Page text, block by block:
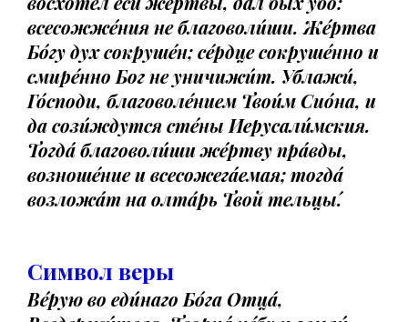
всесожже́ния не благоволи́ши. Же́ртва
Бо́гу дух сокруше́н; се́рдце сокруше́нно и
смире́нно Бог не уничижи́т. Ублажи́,
Го́споди, благоволе́нием Твои́м Сио́на, и
да сози́ждутся сте́ны Иерусали́мския.
Тогда́ благоволи́ши же́ртву пра́вды,
возноше́ние и всесожега́емая; тогда́
возложа́т на oлта́рь Твой тельцы́.
Символ веры
Ве́рую во еди́наго Бо́га Отца́,